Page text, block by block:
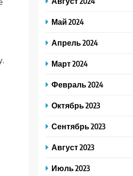
Май 2024
Апрель 2024
Март 2024
Февраль 2024
Октябрь 2023
Сентябрь 2023
Август 2023
Июль 2023